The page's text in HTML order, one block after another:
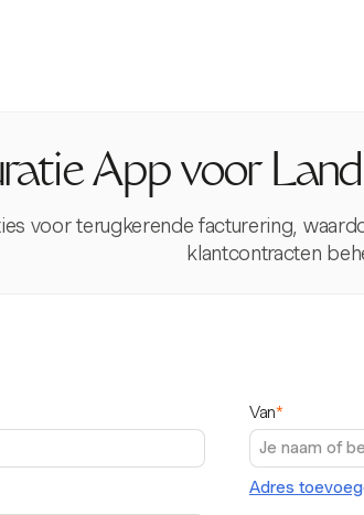
App voor
voor terugkerende facturering,
klantcontracten
Van*
Adres